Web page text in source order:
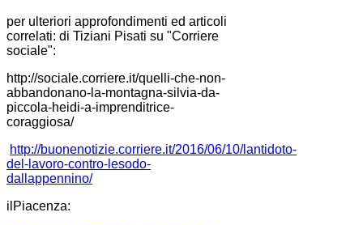
per ulteriori approfondimenti ed articoli
correlati: di Tiziani Pisati su "Corriere
sociale":
http://sociale.corriere.it/quelli-che-non-
abbandonano-la-montagna-silvia-da-
piccola-heidi-a-imprenditrice-
coraggiosa/
http://buonenotizie.corriere.it/2016/06/10/lantidoto-
del-lavoro-contro-lesodo-
dallappennino/
ilPiacenza: